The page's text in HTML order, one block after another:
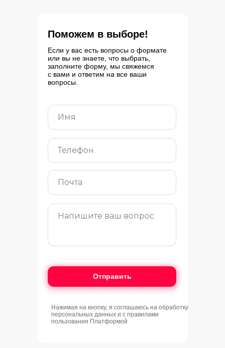
Поможем в выборе!
Если у вас есть вопросы о формате
или вы не знаете, что выбрать,
заполните форму, мы свяжемся
с вами и ответим на все ваши
вопросы.
Имя
Телефон
Почта
Напишите ваш вопрос
Отправить
Нажимая на кнопку, я соглашаюсь на обработку
персональных данных и с правилами
пользования Платформой